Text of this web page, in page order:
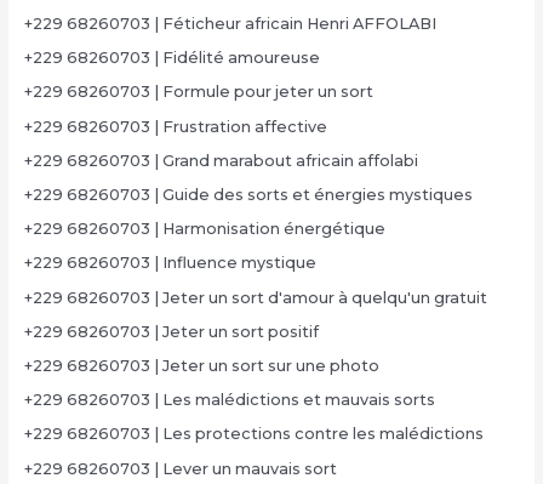
+229 68260703 | Féticheur africain Henri AFFOLABI
+229 68260703 | Fidélité amoureuse
+229 68260703 | Formule pour jeter un sort
+229 68260703 | Frustration affective
+229 68260703 | Grand marabout africain affolabi
+229 68260703 | Guide des sorts et énergies mystiques
+229 68260703 | Harmonisation énergétique
+229 68260703 | Influence mystique
+229 68260703 | Jeter un sort d'amour à quelqu'un gratuit
+229 68260703 | Jeter un sort positif
+229 68260703 | Jeter un sort sur une photo
+229 68260703 | Les malédictions et mauvais sorts
+229 68260703 | Les protections contre les malédictions
+229 68260703 | Lever un mauvais sort